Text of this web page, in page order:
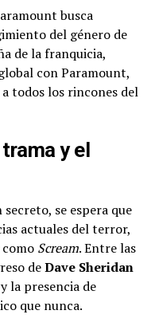
busca
del género de
de la franquicia,
con Paramount,
todos los rincones del
y el
se espera que
actuales del terror,
Scream. Entre las
deDave Sheridan
la presencia de
que nunca.